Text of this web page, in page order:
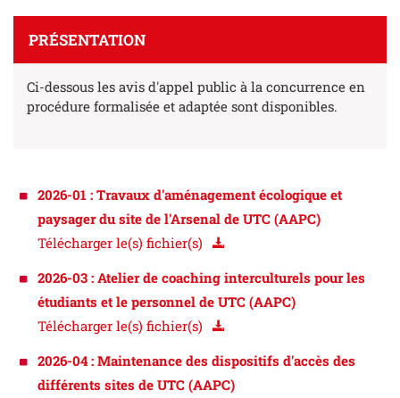
PRÉSENTATION
Ci-dessous les avis d'appel public à la concurrence en
procédure formalisée et adaptée sont disponibles.
2026-01 : Travaux d'aménagement écologique et
paysager du site de l'Arsenal de UTC (AAPC)
Télécharger le(s) fichier(s)
2026-03 : Atelier de coaching interculturels pour les
étudiants et le personnel de UTC (AAPC)
Télécharger le(s) fichier(s)
2026-04 : Maintenance des dispositifs d'accès des
différents sites de UTC (AAPC)